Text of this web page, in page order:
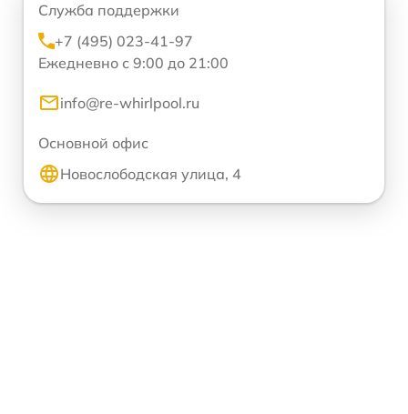
Служба поддержки
+7 (495) 023-41-97
Ежедневно с 9:00 до 21:00
info@re-whirlpool.ru
Основной офис
Новослободская улица, 4